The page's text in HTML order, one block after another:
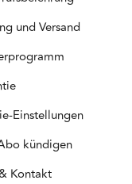
und Versand
Einstellungen
kündigen
Kontakt